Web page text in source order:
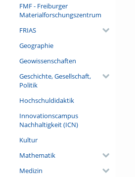
FMF - Freiburger
Materialforschungszentrum
FRIAS
Geographie
Geowissenschaften
Geschichte, Gesellschaft,
Politik
Hochschuldidaktik
Innovationscampus
Nachhaltigkeit (ICN)
Kultur
Mathematik
Medizin